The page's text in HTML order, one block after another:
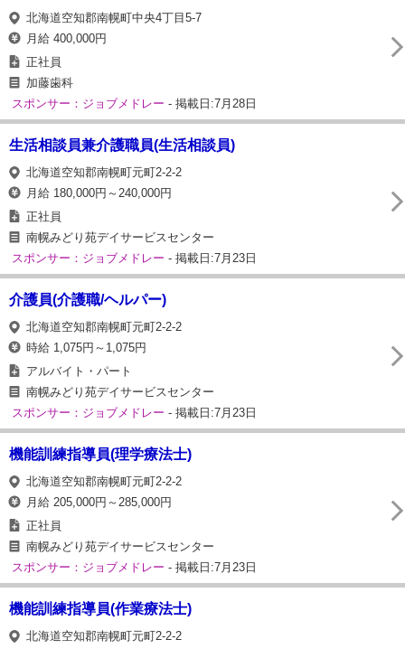
北海道空知郡南幌町中央4丁目5-7
月給 400,000円
正社員
加藤歯科
スポンサー：ジョブメドレー - 掲載日:7月28日
生活相談員兼介護職員(生活相談員)
北海道空知郡南幌町元町2-2-2
月給 180,000円～240,000円
正社員
南幌みどり苑デイサービスセンター
スポンサー：ジョブメドレー - 掲載日:7月23日
介護員(介護職/ヘルパー)
北海道空知郡南幌町元町2-2-2
時給 1,075円～1,075円
アルバイト・パート
南幌みどり苑デイサービスセンター
スポンサー：ジョブメドレー - 掲載日:7月23日
機能訓練指導員(理学療法士)
北海道空知郡南幌町元町2-2-2
月給 205,000円～285,000円
正社員
南幌みどり苑デイサービスセンター
スポンサー：ジョブメドレー - 掲載日:7月23日
機能訓練指導員(作業療法士)
北海道空知郡南幌町元町2-2-2